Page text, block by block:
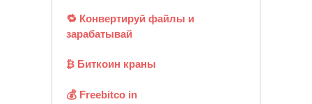
🔁 Конвертируй файлы и
зарабатывай
₿ Биткоин краны
💰 Freebitco in